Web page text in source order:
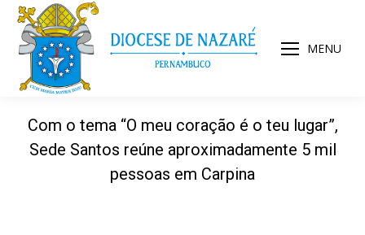
MENU
Com o tema “O meu coração é o teu lugar”,
Sede Santos reúne aproximadamente 5 mil
pessoas em Carpina